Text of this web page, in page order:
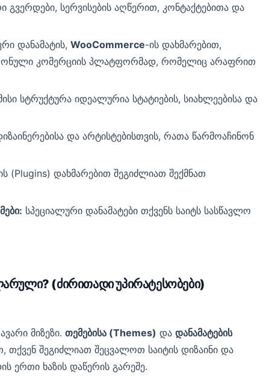
გვერდები, სერვისების აღწერით, კონტაქტებითა და
დანამატის, WooCommerce-ის დახმარებით,
კომერციის პლატფორმად, რომელიც არაფრით
სტრუქტურა იდეალურია სტატიების, სიახლეებისა და
და არტისტებისთვის, რათა წარმოაჩინონ
(Plugins) დახმარებით შეგიძლიათ შექმნათ
სპეციალური დანამატები თქვენს საიტს სასწავლო
(ძირითადი უპირატესობები)
მიზეზი. თემებისა (Themes) და დანამატების
შეგიძლიათ შეცვალოთ საიტის დიზაინი და
ერთი ხაზის დაწერის გარეშე.